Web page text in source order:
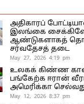
அதிகாரப்
இலங்கை
ஆண்டுகளாகத்
சர்வதேசத் தடை
May 27, 2026 4:19 pm
உலகக் கிண்ண
பங்கேற்க ஈரான்
அமெரிக்கா
May 12, 2026 8:37 pm